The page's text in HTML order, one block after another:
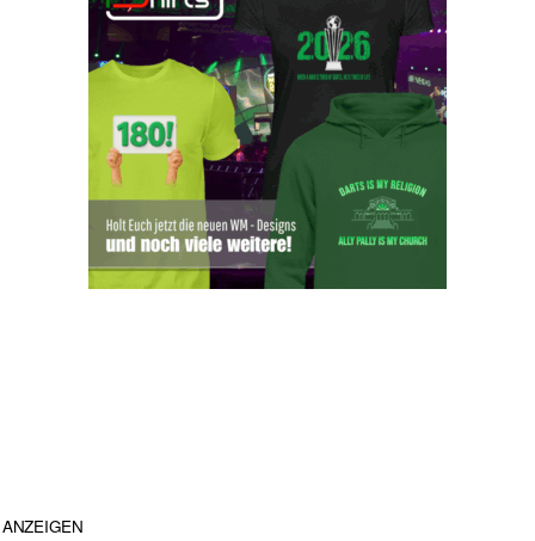
ANZEIGEN